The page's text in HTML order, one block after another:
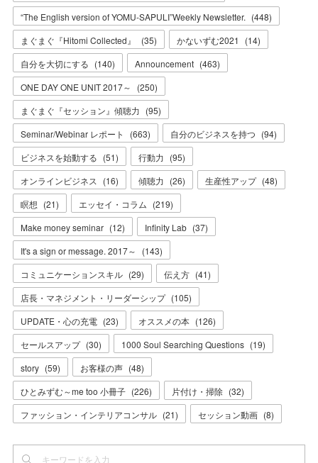
“The English version of YOMU-SAPULI”Weekly Newsletter. (448)
まぐまぐ『Hitomi Collected』
(35) かないずむ2021 (14)
自分を大切にする (140) Announcement (463)
ONE DAY ONE UNIT 2017～
(250)
まぐまぐ『セッション』傾聴力 (95)
Seminar/Webinar レポート
(663) 自分のビジネスを持つ (94)
ビジネスを始動する (51) 行動力 (95)
オンラインビジネス
(16) 傾聴力 (26) 生産性アップ (48)
瞑想 (21) エッセイ・コラム (219)
Make money seminar (12) Infinity Lab (37)
It's a sign or message. 2017～
(143)
コミュニケーションスキル (29) 伝え方 (41)
店長・マネジメント・リーダーシップ (105)
UPDATE・心の充電 (23) オススメの本 (126)
セールスアップ (30) 1000 Soul Searching Questions (19)
story (59) お客様の声 (48)
ひとみずむ～me too 小冊子 (226) 片付け・掃除 (32)
ファッション・インテリアコンサル (21) セッション動画 (8)